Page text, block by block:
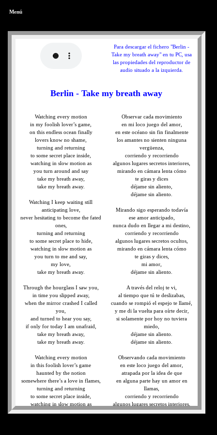
Menú
Para descargar el fichero "Berlin -
Take my breath away" en tu PC, usa
las propiedades del reproductor de
audio situado a la izquierda.
Berlin - Take my breath away
Watching every motion
in my foolish lover’s game,
on this endless ocean finally
lovers know no shame,
turning and returning
to some secret place inside,
watching in slow motion as
you turn around and say
take my breath away,
take my breath away.
Watching I keep waiting still
anticipating love,
never hesitating to become the fated
ones,
turning and returning
to some secret place to hide,
watching in slow motion as
you turn to me and say,
my love,
take my breath away.
Through the hourglass I saw you,
in time you slipped away,
when the mirror crashed I called
you,
and turned to hear you say,
if only for today I am unafraid,
take my breath away,
take my breath away.
Watching every motion
in this foolish lover’s game
haunted by the notion
somewhere there’s a love in flames,
turning and returning
to some secret place inside,
watching in slow motion as
you turn my way and say,
Observar cada movimiento
en mi loco juego del amor,
en este océano sin fin finalmente
los amantes no sienten ninguna
vergüenza,
corriendo y recorriendo
algunos lugares secretos interiores,
mirando en cámara lenta cómo
te giras y dices
déjame sin aliento,
déjame sin aliento.
Mirando sigo esperando todavía
ese amor anticipado,
nunca dudo en llegar a mi destino,
corriendo y recorriendo
algunos lugares secretos ocultos,
mirando en cámara lenta cómo
te giras y dices,
mi amor,
déjame sin aliento.
A través del reloj te vi,
al tiempo que tú te deslizabas,
cuando se rompió el espejo te llamé,
y me di la vuelta para oírte decir,
si solamente por hoy no tuviera
miedo,
déjame sin aliento.
déjame sin aliento.
Observando cada movimiento
en este loco juego del amor,
atrapada por la idea de que
en alguna parte hay un amor en
llamas,
corriendo y recorriendo
algunos lugares secretos interiores,
mirando en cámara lenta cómo